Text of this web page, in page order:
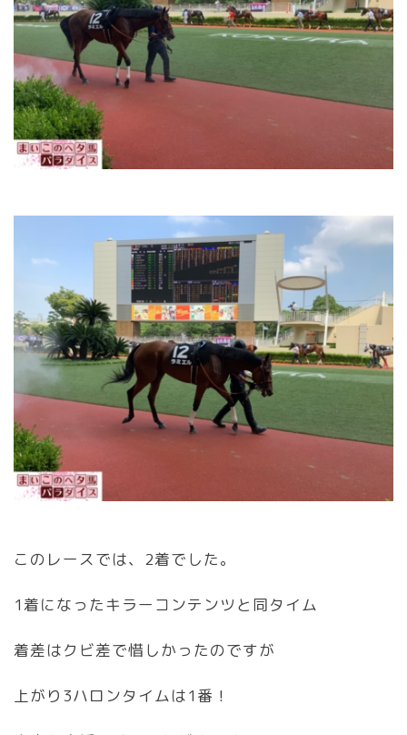
このレースでは、2着でした。
1着になったキラーコンテンツと同タイム
着差はクビ差で惜しかったのですが
上がり3ハロンタイムは1番！